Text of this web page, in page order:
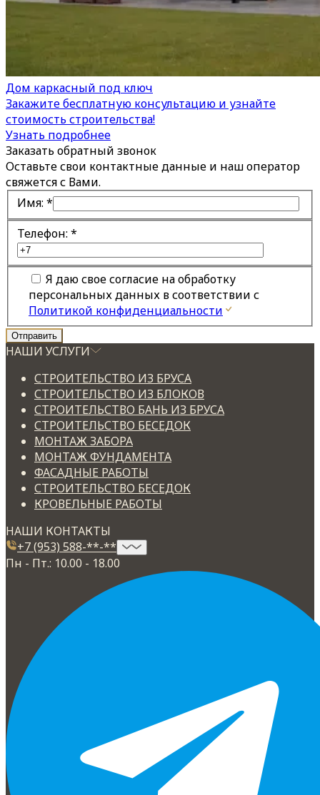
Дом каркасный под ключ
Закажите бесплатную консультацию и узнайте
стоимость строительства!
Узнать подробнее
Заказать обратный звонок
Оставьте свои контактные данные и наш оператор
свяжется с Вами.
Имя: *
Телефон: *
Я даю свое согласие на обработку
персональных данных в соответствии с
Политикой конфиденциальности
НАШИ УСЛУГИ
СТРОИТЕЛЬСТВО ИЗ БРУСА
СТРОИТЕЛЬСТВО ИЗ БЛОКОВ
СТРОИТЕЛЬСТВО БАНЬ ИЗ БРУСА
СТРОИТЕЛЬСТВО БЕСЕДОК
МОНТАЖ ЗАБОРА
МОНТАЖ ФУНДАМЕНТА
ФАСАДНЫЕ РАБОТЫ
СТРОИТЕЛЬСТВО БЕСЕДОК
КРОВЕЛЬНЫЕ РАБОТЫ
НАШИ КОНТАКТЫ
+7 (953) 588-**-**
Пн - Пт.: 10.00 - 18.00